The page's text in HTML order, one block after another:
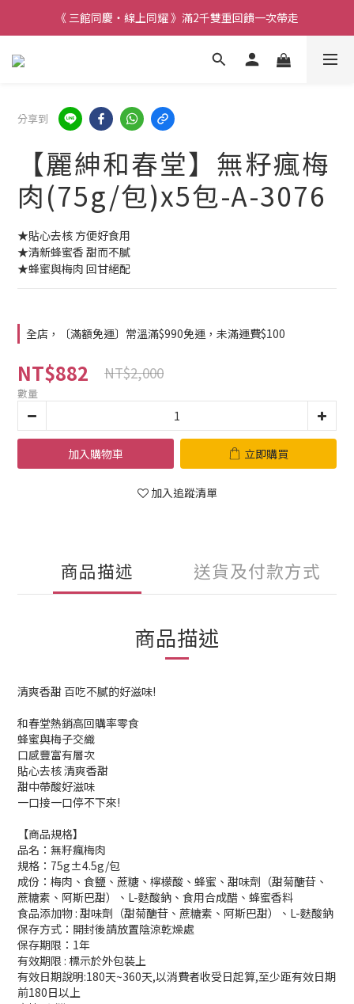
《 三館同慶・線上同耀 》滿2千雙重回饋一次帶走
分享到
【麗紳和春堂】無籽瘋梅
肉(75g/包)x5包-A-3076
★貼心去核 方便好食用
★清新蜂蜜香 甜而不膩
★蜂蜜與梅肉 回甘絕配
全店，〔滿額免運〕常溫滿$990免運，未滿運費$100
NT$882 NT$2,000
數量
加入購物車 立即購買
加入追蹤清單
商品描述 送貨及付款方式
商品描述
清爽香甜 百吃不膩的好滋味!
和春堂熱銷高回購率零食
蜂蜜與梅子交織
口感豐富有層次
貼心去核 清爽香甜
甜中帶酸好滋味
一口接一口停不下來!
【商品規格】
品名：無籽瘋梅肉
規格：75g±4.5g/包
成份：梅肉、食鹽、蔗糖、檸檬酸、蜂蜜、甜味劑（甜菊醣苷、
蔗糖素、阿斯巴甜）、L-麩酸鈉、食用合成醋、蜂蜜香料
食品添加物 : 甜味劑（甜菊醣苷、蔗糖素、阿斯巴甜）、L-麩酸鈉
保存方式：開封後請放置陰涼乾燥處
保存期限：1年
有效期限 : 標示於外包裝上
有效日期說明:180天~360天,以消費者收受日起算,至少距有效日期
前180日以上